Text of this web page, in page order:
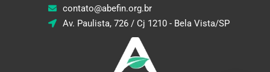
contato@abefin.org.br
Av. Paulista, 726 / Cj 1210 - Bela Vista/SP